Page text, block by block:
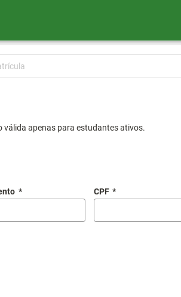
válida apenas para estudantes ativos.
* CPF *